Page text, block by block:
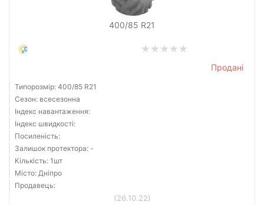
400/85 R21
Продані
Типорозмір: 400/85 R21
Сезон: всесезонна
Індекс навантаження:
Індекс швидкості:
Посиленість:
Залишок протектора: -
Кількість: 1шт
Місто: Дніпро
Продавець:
(26.10.22)